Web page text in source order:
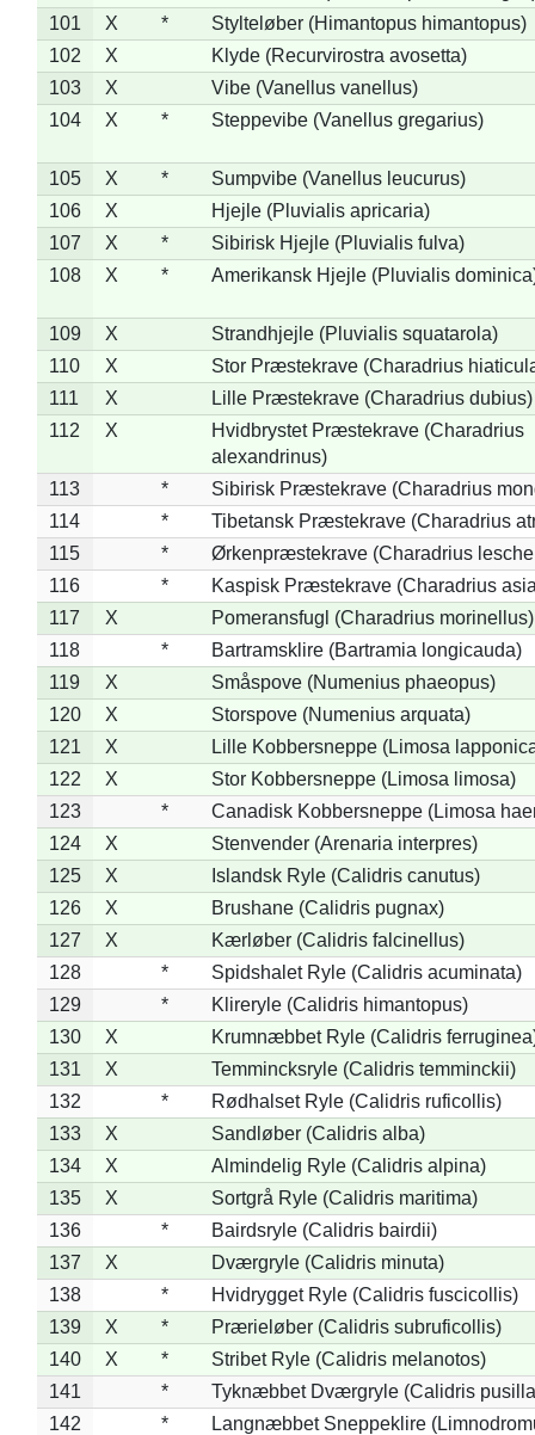
101
X *
Stylteløber (Himantopus himantopus)
102
X
Klyde (Recurvirostra avosetta)
103
X
Vibe (Vanellus vanellus)
104
X * Steppevibe (Vanellus gregarius)
105 X *
Sumpvibe (Vanellus leucurus)
106
X
Hjejle (Pluvialis apricaria)
107
X *
Sibirisk Hjejle (Pluvialis fulva)
108
X * Amerikansk Hjejle (Pluvialis
109 X
Strandhjejle (Pluvialis squatarola)
110
X
Stor Præstekrave (Charadrius
111
X
Lille Præstekrave (Charadrius dubius)
112
X
Hvidbrystet Præstekrave (Charadrius
alexandrinus)
113
*
Sibirisk Præstekrave (Charadrius
114
*
Tibetansk Præstekrave (Charadrius
115
*
Ørkenpræstekrave (Charadrius
116
*
Kaspisk Præstekrave (Charadrius
117
X
Pomeransfugl (Charadrius morinellus)
118
*
Bartramsklire (Bartramia longicauda)
119
X
Småspove (Numenius phaeopus)
120
X
Storspove (Numenius arquata)
121
X
Lille Kobbersneppe (Limosa
122
X
Stor Kobbersneppe (Limosa limosa)
123
*
Canadisk Kobbersneppe (Limosa
124
X
Stenvender (Arenaria interpres)
125
X
Islandsk Ryle (Calidris canutus)
126
X
Brushane (Calidris pugnax)
127
X
Kærløber (Calidris falcinellus)
128
*
Spidshalet Ryle (Calidris acuminata)
129
*
Klireryle (Calidris himantopus)
130
X
Krumnæbbet Ryle (Calidris
131
X
Temmincksryle (Calidris temminckii)
132
*
Rødhalset Ryle (Calidris ruficollis)
133
X
Sandløber (Calidris alba)
134
X
Almindelig Ryle (Calidris alpina)
135
X
Sortgrå Ryle (Calidris maritima)
136
*
Bairdsryle (Calidris bairdii)
137
X
Dværgryle (Calidris minuta)
138
*
Hvidrygget Ryle (Calidris fuscicollis)
139
X *
Prærieløber (Calidris subruficollis)
140
X *
Stribet Ryle (Calidris melanotos)
141
*
Tyknæbbet Dværgryle (Calidris
142
*
Langnæbbet Sneppeklire